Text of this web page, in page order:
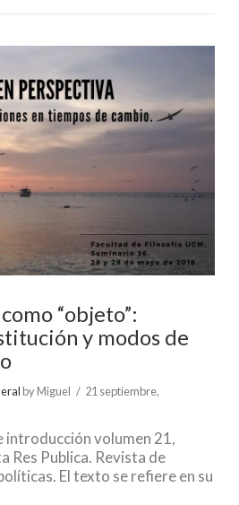
“objeto”:
y modos de
by Miguel
21 septiembre,
introducción volumen 21,
Res Publica. Revista de
El texto se refiere en su